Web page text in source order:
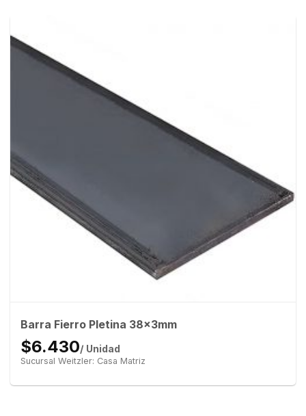
Barra Fierro Pletina 38x3mm
$6.430/ Unidad
Sucursal Weitzler: Casa Matriz